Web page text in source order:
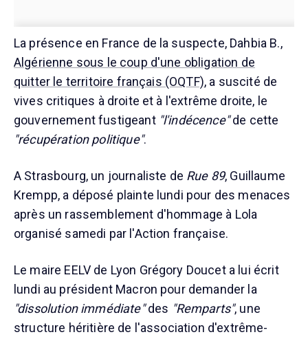
La présence en France de la suspecte, Dahbia B.,
Algérienne sous le coup d'une obligation de
quitter le territoire français (OQTF), a suscité de
vives critiques à droite et à l'extrême droite, le
gouvernement fustigeant "l'indécence"de cette
"récupération politique".
A Strasbourg, un journaliste de Rue 89, Guillaume
Krempp, a déposé plainte lundi pour des menaces
après un rassemblement d'hommage à Lola
organisé samedi par l'Action française.
Le maire EELV de Lyon Grégory Doucet a lui écrit
lundi au président Macron pour demander la
"dissolution immédiate"des "Remparts", une
structure héritière de l'association d'extrême-